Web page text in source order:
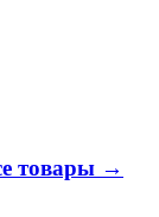
товары →